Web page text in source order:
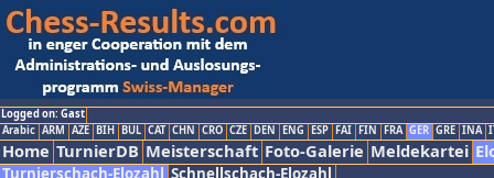
Logged on: Gast
Arabic ARM AZE BIH BUL CAT CHN CRO CZE DEN ENG ESP FAI FIN FRA GER GRE INA
Home TurnierDB Meisterschaft Foto-Galerie Meldekartei
Turnierschach-Elozahl Schnellschach-Elozahl